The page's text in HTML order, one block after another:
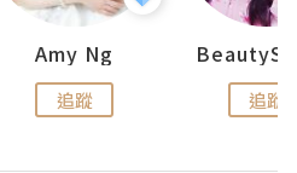
Amy Ng
追蹤 追蹤